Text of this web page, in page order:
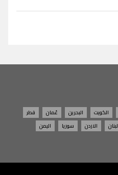
الكويت البحرين عُمان
قطر
لبنان الاردن سوريا
اليمن